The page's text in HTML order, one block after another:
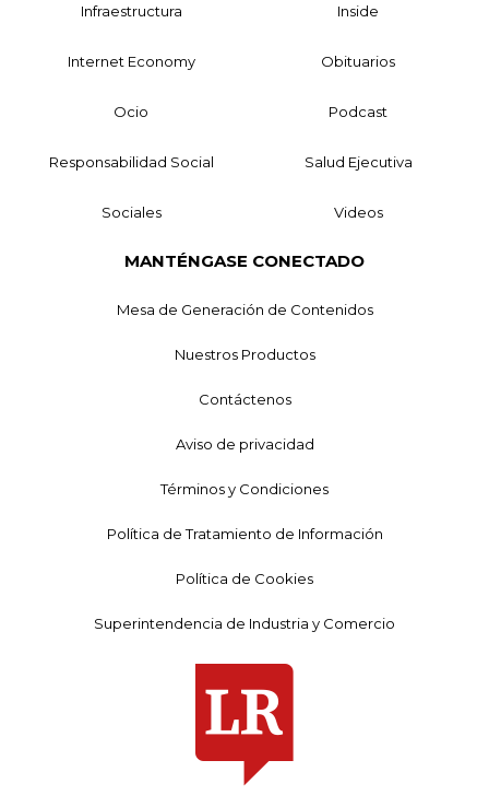
Infraestructura Inside
Internet Economy Obituarios
Ocio Podcast
Responsabilidad Social Salud Ejecutiva
Sociales Videos
MANTÉNGASE CONECTADO
Mesa de Generación de Contenidos
Nuestros Productos
Contáctenos
Aviso de privacidad
Términos y Condiciones
Política de Tratamiento de Información
Política de Cookies
Superintendencia de Industria y Comercio